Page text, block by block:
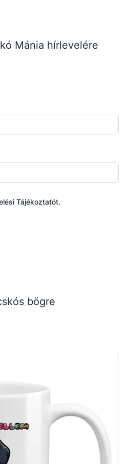
Mánia hírlevelére
Tájékoztatót.
bögre